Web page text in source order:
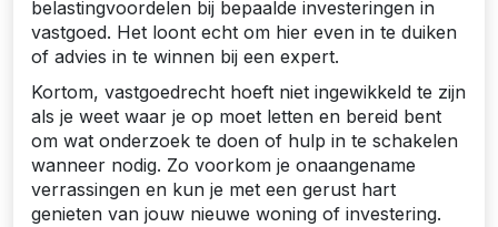
belastingvoordelen bij bepaalde investeringen in
vastgoed. Het loont echt om hier even in te duiken
of advies in te winnen bij een expert.
Kortom, vastgoedrecht hoeft niet ingewikkeld te zijn
als je weet waar je op moet letten en bereid bent
om wat onderzoek te doen of hulp in te schakelen
wanneer nodig. Zo voorkom je onaangename
verrassingen en kun je met een gerust hart
genieten van jouw nieuwe woning of investering.